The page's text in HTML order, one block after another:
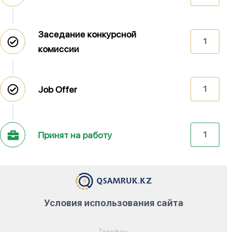
Заседание конкурсной
комиссии
1
Job Offer 1
Принят на работу 1
Условия использования сайта